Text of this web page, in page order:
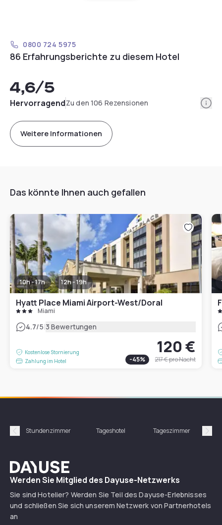
0800 724 5975
86 Erfahrungsberichte zu diesem Hotel
4,6/5
HervorragendZu den 106 Rezensionen
Weitere Informationen
Das könnte Ihnen auch gefallen
10h - 17h 12h - 19h
Hyatt Place Miami Airport-West/Doral
Miami
4.7/5|3 Bewertungen
Kostenlose Stornierung
Zahlung im Hotel
120 €
-45% 217 €pro Nacht
Précédent
Stundenzimmer Tageshotel Tageszimmer
Dayuse
Werden Sie Mitglied des Dayuse-Netzwerks
Sie sind Hotelier? Werden Sie Teil des Dayuse-Erlebnisses
und schließen Sie sich unserem Netzwerk von Partnerhotels
an